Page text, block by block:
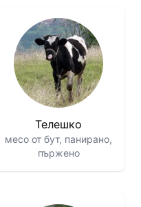
Телешко
месо от бут, панирано,
пържено